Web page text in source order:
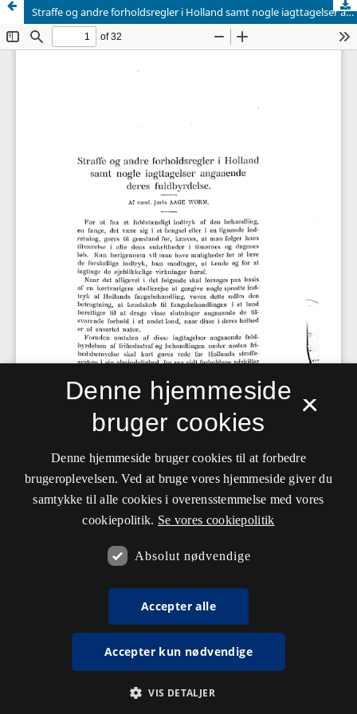
Straffe og andre forholdsregler i Holland samt nogle iagttagelser angaaende deres fuldbyrdelse.
×
Denne hjemmeside
bruger cookies
Denne hjemmeside bruger cookies til at forbedre
brugeroplevelsen. Ved at bruge vores hjemmeside giver du
samtykke til alle cookies i overensstemmelse med vores
cookiepolitik. Se vores cookiepolitik
Absolut nødvendige
Accepter alle
Accepter kun nødvendige
VIS DETALJER